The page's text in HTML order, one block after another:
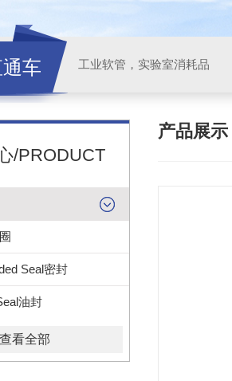
车 工业软管，实验室消耗品
/PRODUCT
Seal密封
油封
查看全部
产品展示